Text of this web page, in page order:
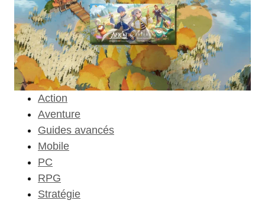
Action
Aventure
Guides avancés
Mobile
PC
RPG
Stratégie